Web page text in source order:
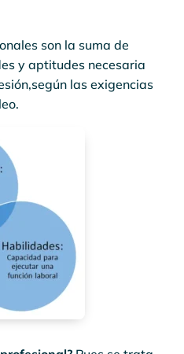
son la suma de
y aptitudes necesaria
las exigencias